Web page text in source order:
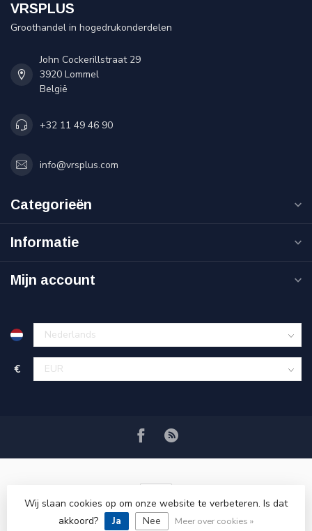
VRSPLUS
Groothandel in hogedrukonderdelen
John Cockerillstraat 29
3920 Lommel
België
+32 11 49 46 90
info@vrsplus.com
Categorieën
Informatie
Mijn account
€
© Copyright 2026 VRSPLUS
Wij slaan cookies op om onze website te verbeteren. Is dat
akkoord?
Ja Nee Meer over cookies »